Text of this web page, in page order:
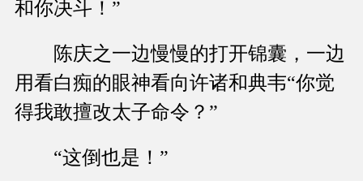
和你决斗！”
陈庆之一边慢慢的打开锦囊，一边
用看白痴的眼神看向许诸和典韦“你觉
得我敢擅改太子命令？”
“这倒也是！”